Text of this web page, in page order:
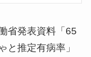
表資料「65
と推定有病率」